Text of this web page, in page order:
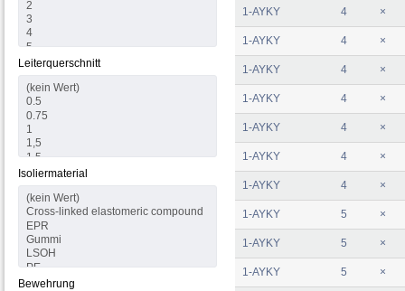
Leiterquerschnitt
Isoliermaterial
Bewehrung
1-AYKY 4 ×
1-AYKY 4 ×
1-AYKY 4 ×
1-AYKY 4 ×
1-AYKY 4 ×
1-AYKY 4 ×
1-AYKY 4 ×
1-AYKY 5 ×
1-AYKY 5 ×
1-AYKY 5 ×